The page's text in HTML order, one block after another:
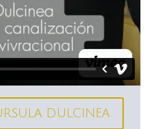
DULCINEA